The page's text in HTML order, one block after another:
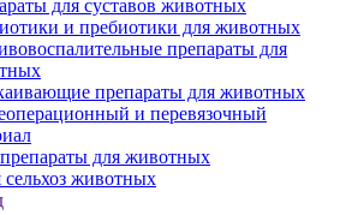
для суставов животных
и пребиотики для животных
препараты для
препараты для животных
и перевязочный
для животных
животных